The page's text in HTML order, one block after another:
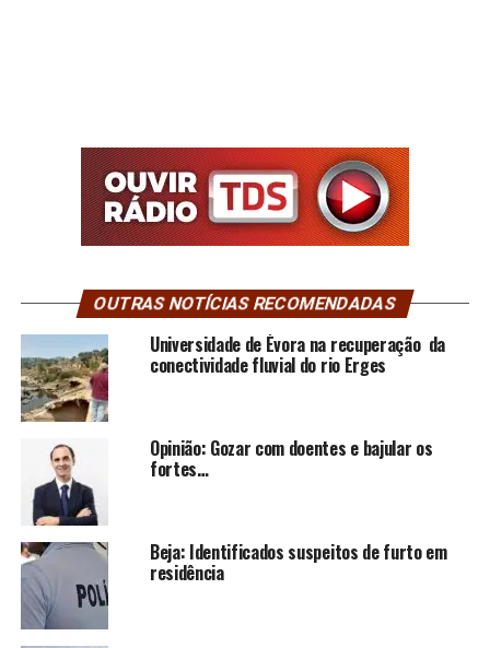
OUTRAS NOTÍCIAS RECOMENDADAS
Universidade de Évora na recuperação da
conectividade fluvial do rio Erges
Opinião: Gozar com doentes e bajular os
fortes…
Beja: Identificados suspeitos de furto em
residência